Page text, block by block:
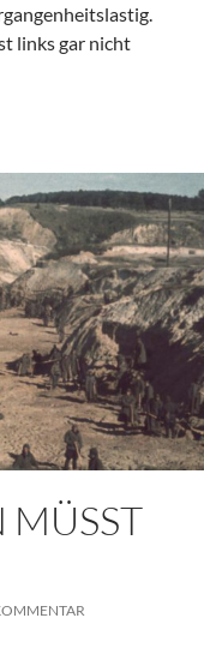
links gar nicht
MÜSST